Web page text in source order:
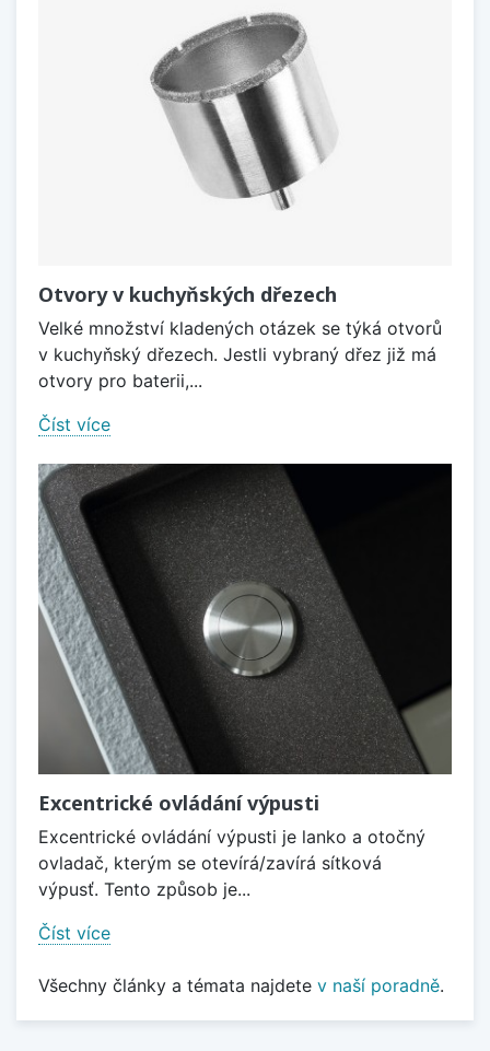
Otvory v kuchyňských dřezech
Velké množství kladených otázek se týká otvorů
v kuchyňský dřezech. Jestli vybraný dřez již má
otvory pro baterii,...
Číst více
Excentrické ovládání výpusti
Excentrické ovládání výpusti je lanko a otočný
ovladač, kterým se otevírá/zavírá sítková
výpusť. Tento způsob je...
Číst více
Všechny články a témata najdete v naší poradně.